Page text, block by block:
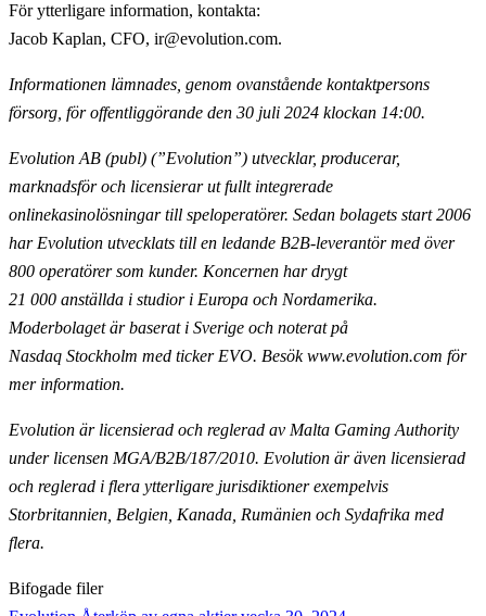
För ytterligare information, kontakta:
Jacob Kaplan, CFO, ir@evolution.com.
Informationen lämnades, genom ovanstående kontaktpersons
försorg, för offentliggörande den 30 juli 2024 klockan 14:00.
Evolution AB (publ) (”Evolution”) utvecklar, producerar,
marknadsför och licensierar ut fullt integrerade
onlinekasinolösningar till speloperatörer. Sedan bolagets start 2006
har Evolution utvecklats till en ledande B2B-leverantör med över
800 operatörer som kunder. Koncernen har drygt
21 000 anställda i studior i Europa och Nordamerika.
Moderbolaget är baserat i Sverige och noterat på
Nasdaq Stockholm med ticker EVO. Besök www.evolution.com för
mer information.
Evolution är licensierad och reglerad av Malta Gaming Authority
under licensen MGA/B2B/187/2010. Evolution är även licensierad
och reglerad i flera ytterligare jurisdiktioner exempelvis
Storbritannien, Belgien, Kanada, Rumänien och Sydafrika med
flera.
Bifogade filer